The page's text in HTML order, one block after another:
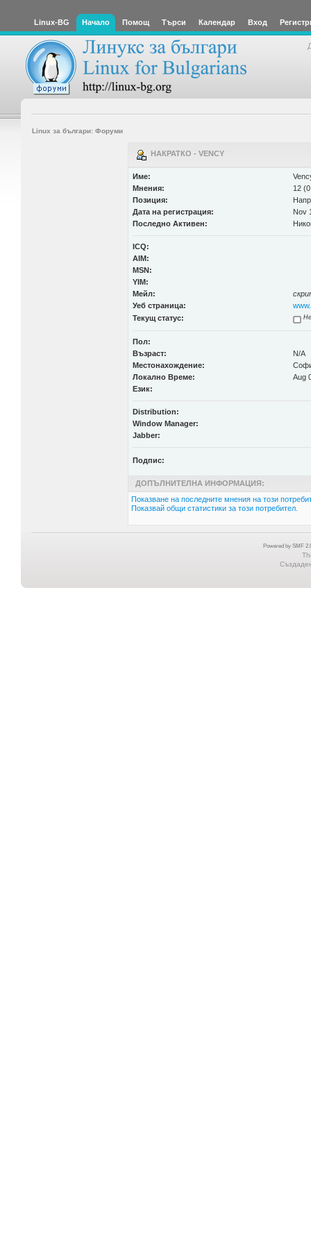
Linux-BG Начало Помощ Търси Календар Вход
Linux за българи: Форуми
НАКРАТКО - VENCY
Име:
Мнения:
12
Позиция:
Дата на регистрация:
Nov
Последно Активен:
ICQ:
AIM:
MSN:
YIM:
Мейл:
Уеб страница:
Текущ статус:
Пол:
Възраст:
N/A
Местонахождение:
Локално Време:
Aug
Език:
Distribution:
Window Manager:
Jabber:
Подпис:
ДОПЪЛНИТЕЛНА ИНФОРМАЦИЯ:
Показване на последните мнения на този
Показвай общи статистики за този потребител.
Powered by SMF